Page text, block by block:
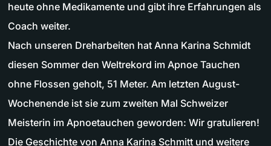
heute ohne Medikamente und gibt ihre Erfahrungen als
Coach weiter.
Nach unseren Dreharbeiten hat Anna Karina Schmidt
diesen Sommer den Weltrekord im Apnoe Tauchen
ohne Flossen geholt, 51 Meter. Am letzten August-
Wochenende ist sie zum zweiten Mal Schweizer
Meisterin im Apnoetauchen geworden: Wir gratulieren!
Die Geschichte von Anna Karina Schmitt und weitere